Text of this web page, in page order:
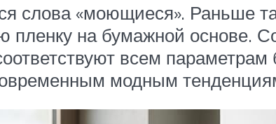
слова «моющиеся». Раньше
пленку на бумажной основе.
всем
модным